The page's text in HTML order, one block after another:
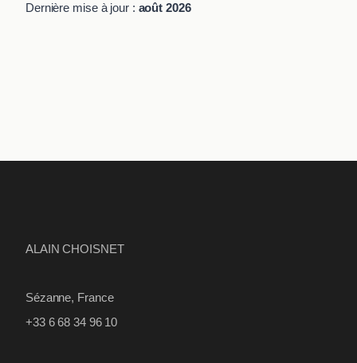
Dernière mise à jour : août 2026
ALAIN CHOISNET
Sézanne, France
+33 6 68 34 96 10